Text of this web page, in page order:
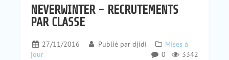
NEVERWINTER - RECRUTEMENTS
PAR CLASSE
27/11/2016 Publié par djidi
Mises à
jour
3342
0